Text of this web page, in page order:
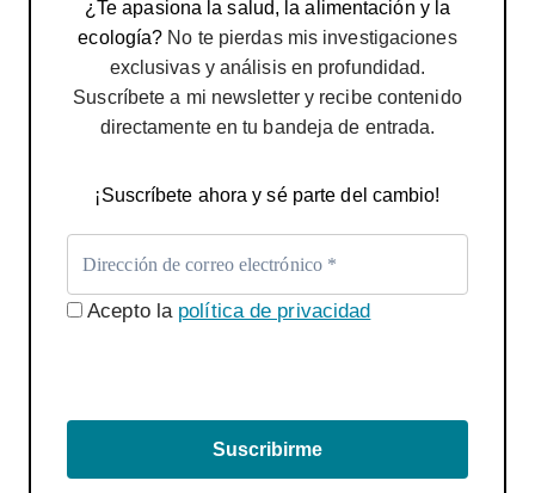
¿Te apasiona la salud, la alimentación y la
ecología? No te pierdas mis investigaciones
exclusivas y análisis en profundidad.
Suscríbete a mi newsletter y recibe contenido
directamente en tu bandeja de entrada.
¡Suscríbete ahora y sé parte del cambio!
Acepto la política de privacidad
Suscribirme